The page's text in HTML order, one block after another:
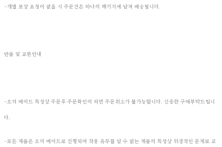
-개별 포장 요청이 없을 시 주문건은 하나의 패키지에 담겨 배송됩니다.
반품 및 교환안내
-오더 메이드 특성상 주문후 주문확인이 되면 주문취소가 불가능합니다. 신중한 구매부탁드립니
다.
-모든 제품은 오더 메이드로 진행되며 착용 유무를 알 수 없는 제품의 특성상 위생적인 문제로 교